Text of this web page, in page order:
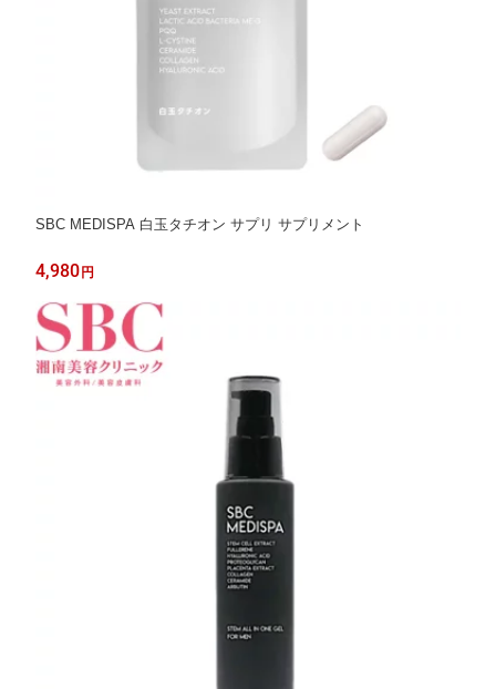
SBC MEDISPA 白玉タチオン サプリ サプリメント
4,980 円